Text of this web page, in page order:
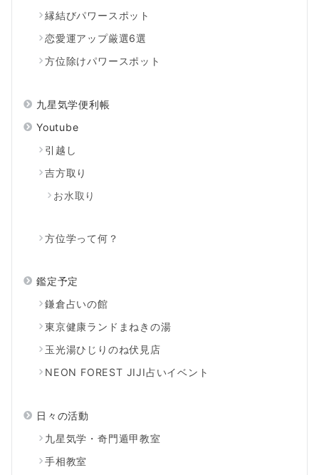
縁結びパワースポット
恋愛運アップ厳選6選
方位除けパワースポット
九星気学便利帳
Youtube
引越し
吉方取り
お水取り
方位学って何？
鑑定予定
鎌倉占いの館
東京健康ランドまねきの湯
玉光湯ひじりのね伏見店
NEON FOREST JIJI占いイベント
日々の活動
九星気学・奇門遁甲教室
手相教室